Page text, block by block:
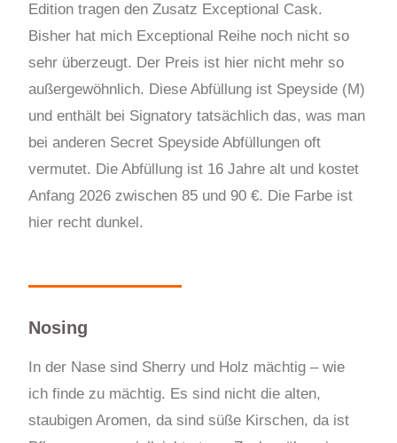
Edition tragen den Zusatz Exceptional Cask.
Bisher hat mich Exceptional Reihe noch nicht so
sehr überzeugt. Der Preis ist hier nicht mehr so
außergewöhnlich. Diese Abfüllung ist Speyside (M)
und enthält bei Signatory tatsächlich das, was man
bei anderen Secret Speyside Abfüllungen oft
vermutet. Die Abfüllung ist 16 Jahre alt und kostet
Anfang 2026 zwischen 85 und 90 €. Die Farbe ist
hier recht dunkel.
Nosing
In der Nase sind Sherry und Holz mächtig – wie
ich finde zu mächtig. Es sind nicht die alten,
staubigen Aromen, da sind süße Kirschen, da ist